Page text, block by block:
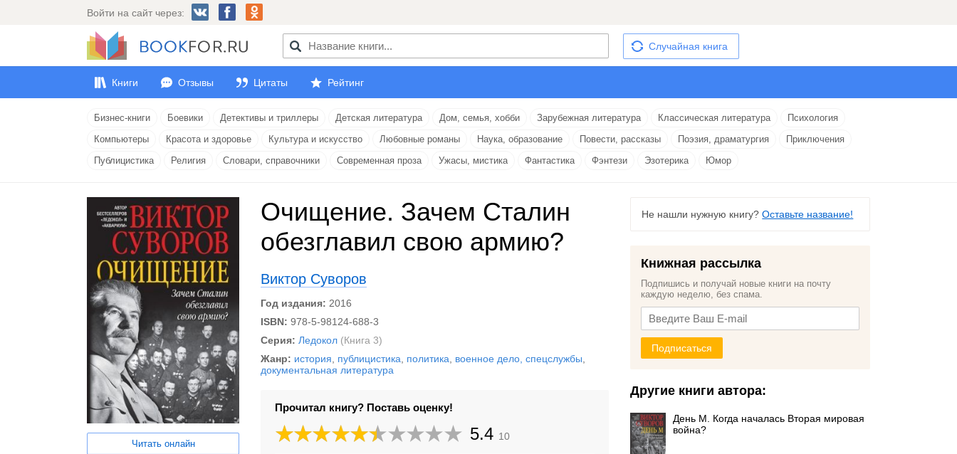
Войти на сайт через:
Случайная книга
Книги Отзывы Цитаты Рейтинг
Бизнес-книги Боевики Детективы и триллеры Детская литература Дом, семья, хобби Зарубежная литература Классическая литература
Психология
Компьютеры
Красота и здоровье Культура и искусство Любовные романы Наука, образование Повести, рассказы Поэзия, драматургия
Приключения
Публицистика
Религия Словари, справочники Современная проза Ужасы, мистика Фантастика Фэнтези Эзотерика Юмор
Читать онлайн
Очищение. Зачем Сталин
обезглавил свою армию?
Виктор Суворов
Год издания: 2016
ISBN: 978-5-98124-688-3
Серия: Ледокол (Книга 3)
Жанр: история публицистика политика военное дело, спецслужбы
документальная литература
Прочитал книгу? Поставь оценку!
5.4 10
Не нашли нужную книгу?Оставьте название!
Книжная рассылка
Подпишись и получай новые книги на почту
каждую неделю, без спама.
Подписаться
Другие книги автора:
День М. Когда началась Вторая мировая
война?